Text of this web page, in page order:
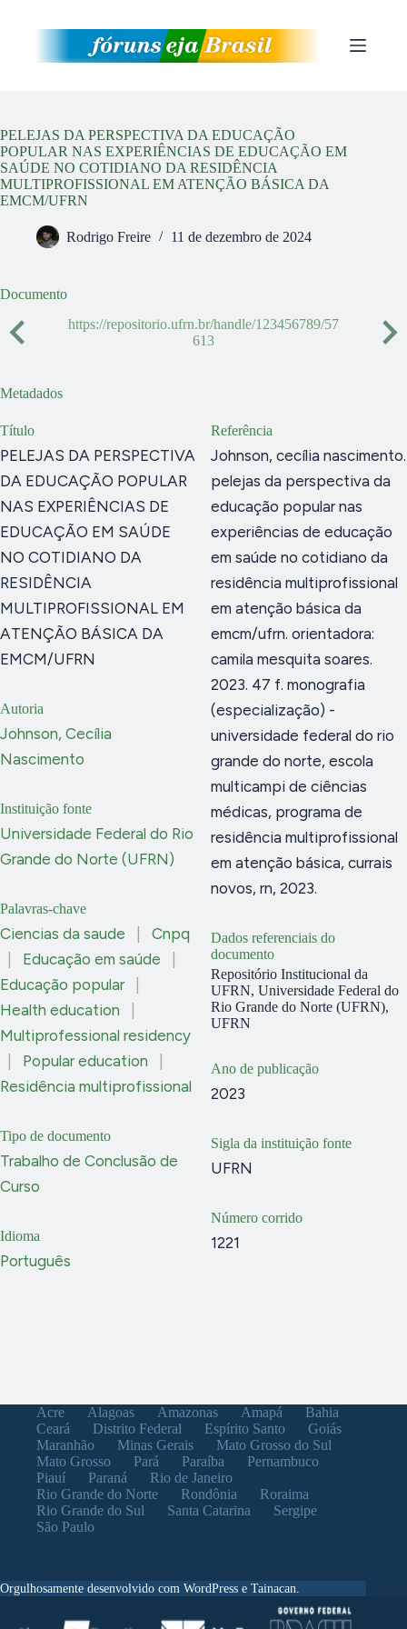
PELEJAS DA PERSPECTIVA DA EDUCAÇÃO
POPULAR NAS EXPERIÊNCIAS DE EDUCAÇÃO EM
SAÚDE NO COTIDIANO DA RESIDÊNCIA
MULTIPROFISSIONAL EM ATENÇÃO BÁSICA DA
EMCM/UFRN
Rodrigo Freire 11 de dezembro de 2024
Documento
https://repositorio.ufrn.br/handle/123456789/57
613
Metadados
Título
PELEJAS DA PERSPECTIVA
DA EDUCAÇÃO POPULAR
NAS EXPERIÊNCIAS DE
EDUCAÇÃO EM SAÚDE
NO COTIDIANO DA
RESIDÊNCIA
MULTIPROFISSIONAL EM
ATENÇÃO BÁSICA DA
EMCM/UFRN
Autoria
Johnson, Cecília
Nascimento
Instituição fonte
Universidade Federal do Rio
Grande do Norte (UFRN)
Palavras-chave
Ciencias da saude
Cnpq
Educação em saúde
Educação popular
Health education
Multiprofessional residency
Popular education
Residência multiprofissional
Tipo de documento
Trabalho de Conclusão de
Curso
Idioma
Português
Referência
Johnson, cecília nascimento.
pelejas da perspectiva da
educação popular nas
experiências de educação
em saúde no cotidiano da
residência multiprofissional
em atenção básica da
emcm/ufrn. orientadora:
camila mesquita soares.
2023. 47 f. monografia
(especialização) -
universidade federal do rio
grande do norte, escola
multicampi de ciências
médicas, programa de
residência multiprofissional
em atenção básica, currais
novos, rn, 2023.
Dados referenciais do
documento
Repositório Institucional da
UFRN, Universidade Federal do
Rio Grande do Norte (UFRN),
UFRN
Ano de publicação
2023
Sigla da instituição fonte
UFRN
Número corrido
1221
Acre Alagoas Amazonas Amapá
Bahia
Ceará
Distrito Federal Espírito Santo
Goiás
Maranhão
Minas Gerais
Mato Grosso do Sul
Mato Grosso
Pará Paraíba
Pernambuco
Piauí
Paraná
Rio de Janeiro
Rio Grande do Norte
Rondônia
Roraima
Rio Grande do Sul
Santa Catarina
Sergipe
São Paulo
Orgulhosamente desenvolvido com WordPress e Tainacan.